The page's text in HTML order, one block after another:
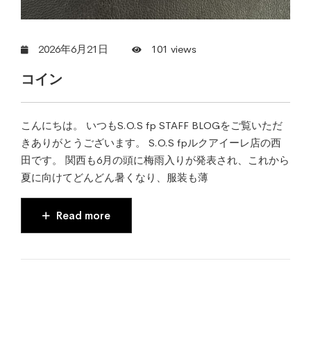
2026年6月21日 101 views
コイン
こんにちは。 いつもS.O.S fp STAFF BLOGをご覧いただ
きありがとうございます。 S.O.S fpルクアイーレ店の西
田です。 関西も6月の頭に梅雨入りが発表され、これから
夏に向けてどんどん暑くなり、服装も薄
Read more